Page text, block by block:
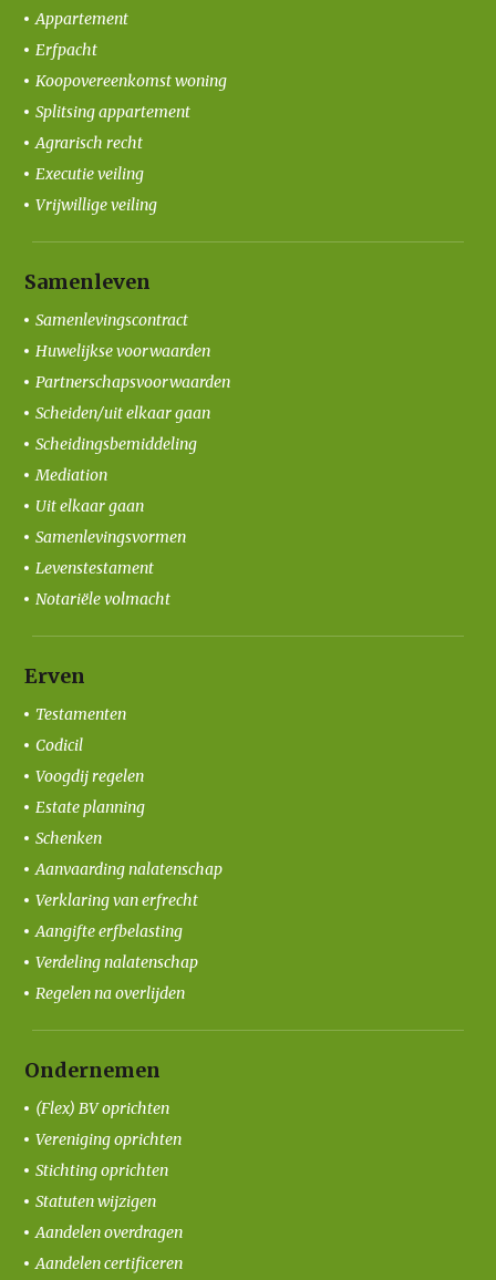
Appartement
Erfpacht
Koopovereenkomst woning
Splitsing appartement
Agrarisch recht
Executie veiling
Vrijwillige veiling
Samenleven
Samenlevingscontract
Huwelijkse voorwaarden
Partnerschapsvoorwaarden
Scheiden/uit elkaar gaan
Scheidingsbemiddeling
Mediation
Uit elkaar gaan
Samenlevingsvormen
Levenstestament
Notariële volmacht
Erven
Testamenten
Codicil
Voogdij regelen
Estate planning
Schenken
Aanvaarding nalatenschap
Verklaring van erfrecht
Aangifte erfbelasting
Verdeling nalatenschap
Regelen na overlijden
Ondernemen
(Flex) BV oprichten
Vereniging oprichten
Stichting oprichten
Statuten wijzigen
Aandelen overdragen
Aandelen certificeren